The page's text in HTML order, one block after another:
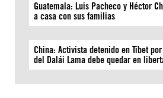
Guatemala: Luis Pacheco y Héctor
a casa con sus familias
China: Activista detenido en Tíbet
del Dalái Lama debe quedar en